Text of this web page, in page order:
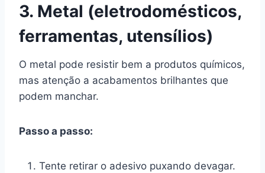
3. Metal (eletrodomésticos,
ferramentas, utensílios)
O metal pode resistir bem a produtos químicos,
mas atenção a acabamentos brilhantes que
podem manchar.
Passo a passo:
Tente retirar o adesivo puxando devagar.